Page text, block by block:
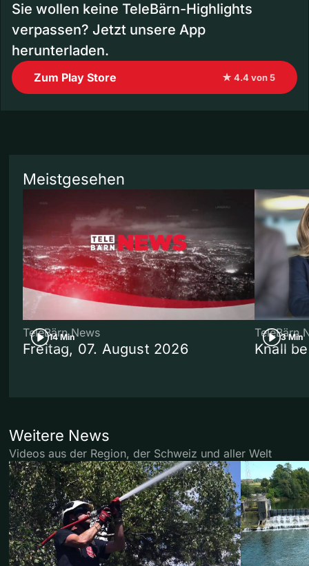
Sie wollen keine TeleBärn-Highlights
verpassen? Jetzt unsere App
herunterladen.
Zum Play Store ★ 4.4 von 5
Meistgesehen
14 Min
TeleBärn News
Freitag, 07. August 2026
3 Min
TeleBärn
Knall
Weitere News
Videos aus der Region, der Schweiz und aller Welt